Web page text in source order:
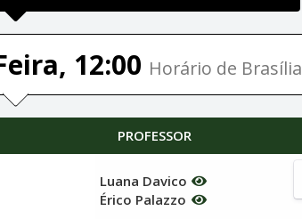
12:00 Horário de Brasília
PROFESSOR
Luana Davico
Érico Palazzo